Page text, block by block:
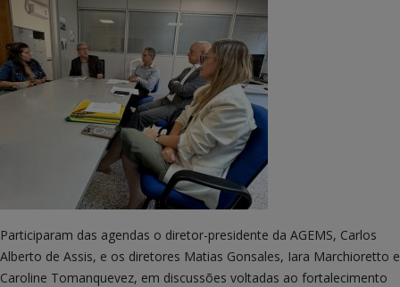
Participaram das agendas o diretor-presidente da AGEMS, Carlos
Alberto de Assis, e os diretores Matias Gonsales, Iara Marchioretto e
Caroline Tomanquevez, em discussões voltadas ao fortalecimento